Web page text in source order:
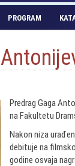
PROGRAM
Predrag Gaga
na Fakultetu
Nakon niza
debituje na
godine osvaja